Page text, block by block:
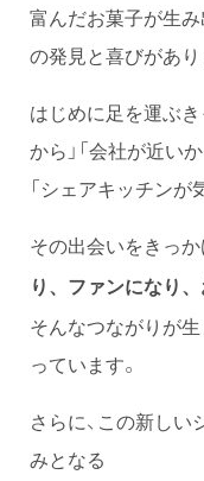
富んだお菓子が生
の発見と喜びがあり
はじめに足を運ぶき
から」「会社が近い
「シェアキッチンが
その出会いをきっか
り、ファンになり
そんなつながりが
っています。
さらに、この新し
みとなる